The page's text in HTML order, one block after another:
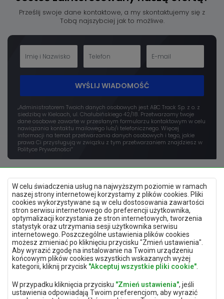
W celu świadczenia usług na najwyższym poziomie w ramach
naszej strony internetowej korzystamy z plików cookies. Pliki
cookies wykorzystywane są w celu dostosowania zawartości
stron serwisu internetowego do preferencji użytkownika,
optymalizacji korzystania ze stron internetowych, tworzenia
statystyk oraz utrzymania sesji użytkownika serwisu
internetowego. Poszczególne ustawienia plików cookies
możesz zmieniać po kliknięciu przycisku "Zmień ustawienia".
Aby wyrazić zgodę na instalowanie na Twoim urządzeniu
końcowym plików cookies wszystkich wskazanych wyżej
kategorii, kliknij przycisk "Akceptuj wszystkie pliki cookie"
W przypadku kliknięcia przycisku "Zmień ustawienia", jeśli
ustawienia odpowiadają Twoim preferencjom, aby wyrazić
Prześlij swoje dane kontaktowe, a my skontaktujemy się z
Tobą najszybciej jak to możliwe.
WYŚLIJ WIADOMOŚĆ
„Administratorem Twoich danych osobowych jest ABC Track Sp. z o. z
siedzibą w Kielcach, ul. Chałubińskiego 42/18. Przetwarzamy twoje
dane osobowe zawarte w przesłanym formularzu kontaktowym w celu
nawiązania kontaktu mailowego lub/i telefonicznego. Więcej
informacji na temat przetwarzania danych osobowych i tego, jakie
prawa Ci przysługują w związku z tym przetwarzaniem znajdziesz w
Polityce Prywatności”
Polityka prywatności
Mapa strony
Deklaracja dostępności
Zmień ustawienia prywatności
Aplikacja mobilna